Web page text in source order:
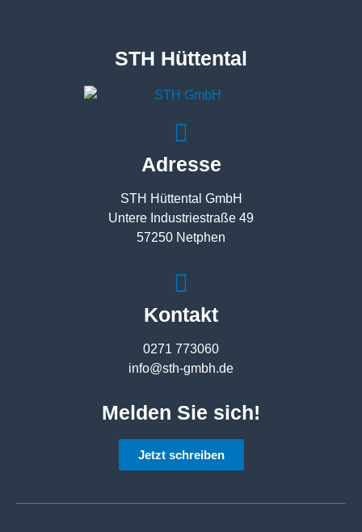
STH Hüttental
Adresse
STH Hüttental GmbH
Untere Industriestraße 49
57250 Netphen
Kontakt
0271 773060
info@sth-gmbh.de
Melden Sie sich!
Jetzt schreiben